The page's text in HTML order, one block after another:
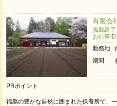
有限会
掲載終
お仕事
勤務地
期間
PRポイント
福島の豊かな自然に囲まれた保養所で、